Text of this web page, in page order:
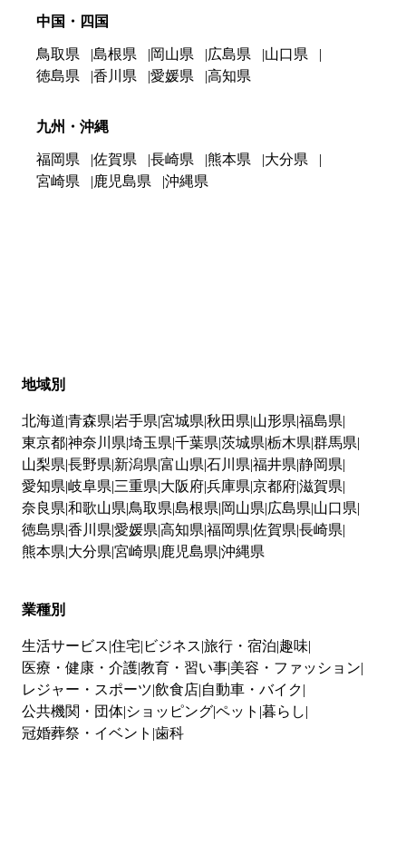
中国・四国
鳥取県 島根県 岡山県 広島県
山口県
徳島県
香川県 愛媛県 高知県
九州・沖縄
福岡県 佐賀県 長崎県 熊本県
大分県
宮崎県
鹿児島県 沖縄県
地域別
北海道 青森県 岩手県 宮城県 秋田県 山形県 福島県
東京都神奈川県 埼玉県 千葉県 茨城県 栃木県 群馬県
山梨県 長野県 新潟県 富山県 石川県 福井県 静岡県
愛知県 岐阜県 三重県 大阪府兵庫県 京都府滋賀県
奈良県 和歌山県 鳥取県 島根県 岡山県 広島県 山口県
徳島県 香川県 愛媛県 高知県 福岡県 佐賀県 長崎県
熊本県 大分県 宮崎県 鹿児島県 沖縄県
業種別
生活サービス 住宅 ビジネス 旅行・宿泊 趣味
医療・健康・介護教育・習い事 美容・ファッション
レジャー・スポーツ 飲食店 自動車・バイク
公共機関・団体 ショッピングペット 暮らし
冠婚葬祭・イベント 歯科